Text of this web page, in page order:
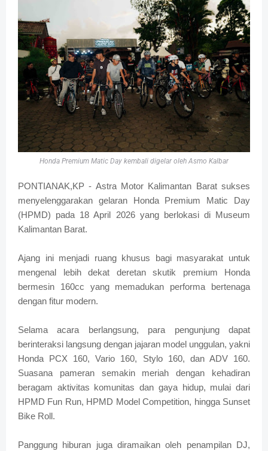
Honda Premium Matic Day kembali digelar oleh Asmo Kalbar
PONTIANAK,KP - Astra Motor Kalimantan Barat sukses
menyelenggarakan gelaran Honda Premium Matic Day
(HPMD) pada 18 April 2026 yang berlokasi di Museum
Kalimantan Barat.
Ajang ini menjadi ruang khusus bagi masyarakat untuk
mengenal lebih dekat deretan skutik premium Honda
bermesin 160cc yang memadukan performa bertenaga
dengan fitur modern.
Selama acara berlangsung, para pengunjung dapat
berinteraksi langsung dengan jajaran model unggulan, yakni
Honda PCX 160, Vario 160, Stylo 160, dan ADV 160.
Suasana pameran semakin meriah dengan kehadiran
beragam aktivitas komunitas dan gaya hidup, mulai dari
HPMD Fun Run, HPMD Model Competition, hingga Sunset
Bike Roll.
Panggung hiburan juga diramaikan oleh penampilan DJ,